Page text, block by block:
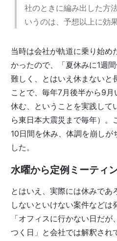
社のときに編み出した方
いうのは、予想以上に効
当時は会社が軌道に乗り始め
かったので、「夏休みに1週
難しく、とはいえ休まないと
ことで、毎年7月後半から9
休む、ということを実践し
ら東日本大震災まで毎年）。
10日間を休み、体調を崩しが
した。
水曜から定例ミーティ
とはいえ、実際には休みであ
しないといけない案件などは
「オフィスに行かない日だ
つく日」と会社では解釈され